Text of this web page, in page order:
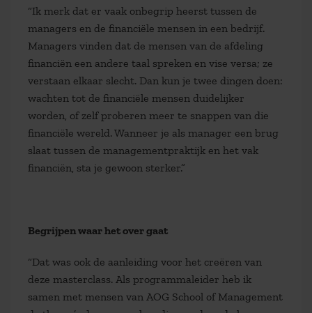
“Ik merk dat er vaak onbegrip heerst tussen de
managers en de financiële mensen in een bedrijf.
Managers vinden dat de mensen van de afdeling
financiën een andere taal spreken en vise versa; ze
verstaan elkaar slecht. Dan kun je twee dingen doen:
wachten tot de financiële mensen duidelijker
worden, of zelf proberen meer te snappen van die
financiële wereld. Wanneer je als manager een brug
slaat tussen de managementpraktijk en het vak
financiën, sta je gewoon sterker.”
Begrijpen waar het over gaat
“Dat was ook de aanleiding voor het creëren van
deze masterclass. Als programmaleider heb ik
samen met mensen van AOG School of Management